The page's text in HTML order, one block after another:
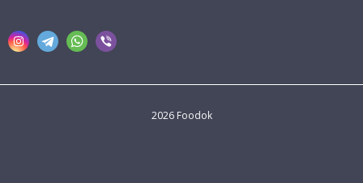
2026 Foodok